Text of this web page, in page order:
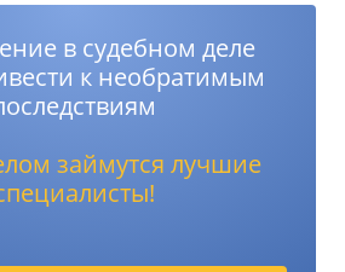
в судебном деле
к необратимым
займутся лучшие